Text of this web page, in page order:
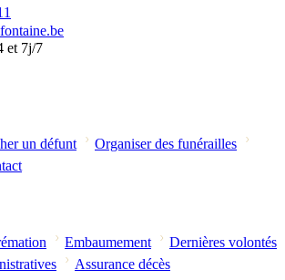
et 7j/7
un défunt
Organiser des funérailles
Embaumement
Dernières volontés
Assurance décès